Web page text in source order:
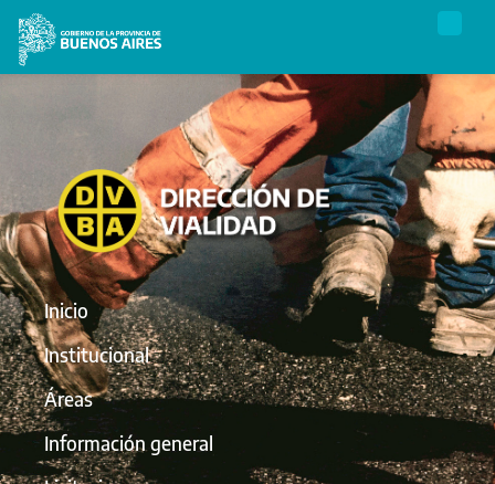
Inicio
Institucional
Áreas
Información general